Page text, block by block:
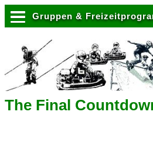
Gruppen &
The Final